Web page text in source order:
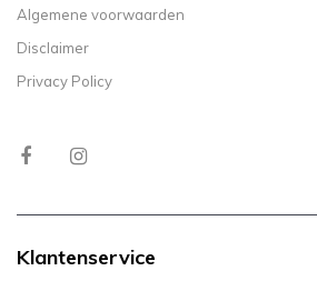
Algemene voorwaarden
Disclaimer
Privacy Policy
Klantenservice